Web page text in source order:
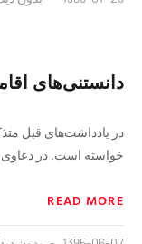
دانستنى‌هاى
در يادداشت‌هاى قبل
خواسته است. در
READ MORE